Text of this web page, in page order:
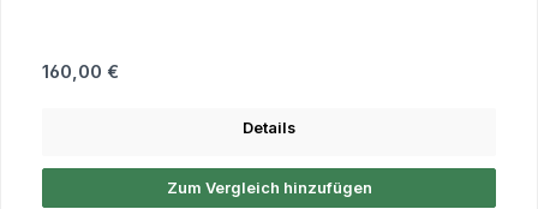
Regulärer Preis:
160,00 €
Details
Zum Vergleich hinzufügen